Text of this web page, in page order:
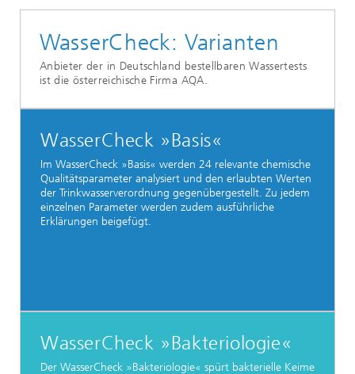
WasserCheck: Varianten
Anbieter der in Deutschland bestellbaren Wassertests
ist die österreichische Firma AQA.
WasserCheck »Basis«
Im WasserCheck »Basis« werden 24 relevante chemische
Qualitätsparameter analysiert und den erlaubten Werten
der Trinkwasserverordnung gegenübergestellt. Zu jedem
einzelnen Parameter werden zudem ausführliche
Erklärungen beigefügt.
WasserCheck »Bakteriologie«
Der WasserCheck »Bakteriologie« spürt bakterielle Keime